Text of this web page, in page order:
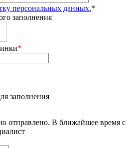
персональных данных.*
заполнения
*
заполнения
отправлено. В ближайшее время с